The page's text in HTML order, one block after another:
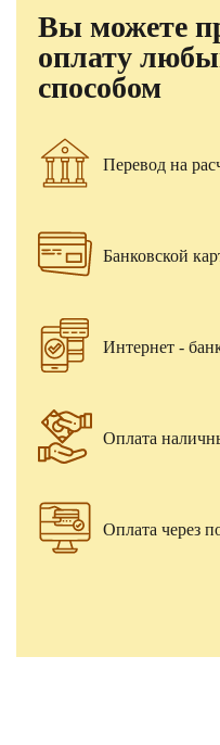
Вы можете
оплату
способом
Перевод на
Банковской
Интернет -
Оплата
Оплата через